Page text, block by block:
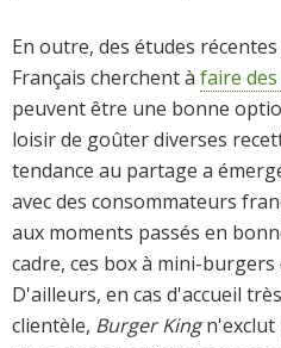
En outre, des études
Français cherchent à faire
peuvent être une bonne
loisir de goûter diverses
tendance au partage a
avec des consommateurs
aux moments passés en
cadre, ces box à mini-
D'ailleurs, en cas d'accueil
clientèle, Burger Kingn'exclut